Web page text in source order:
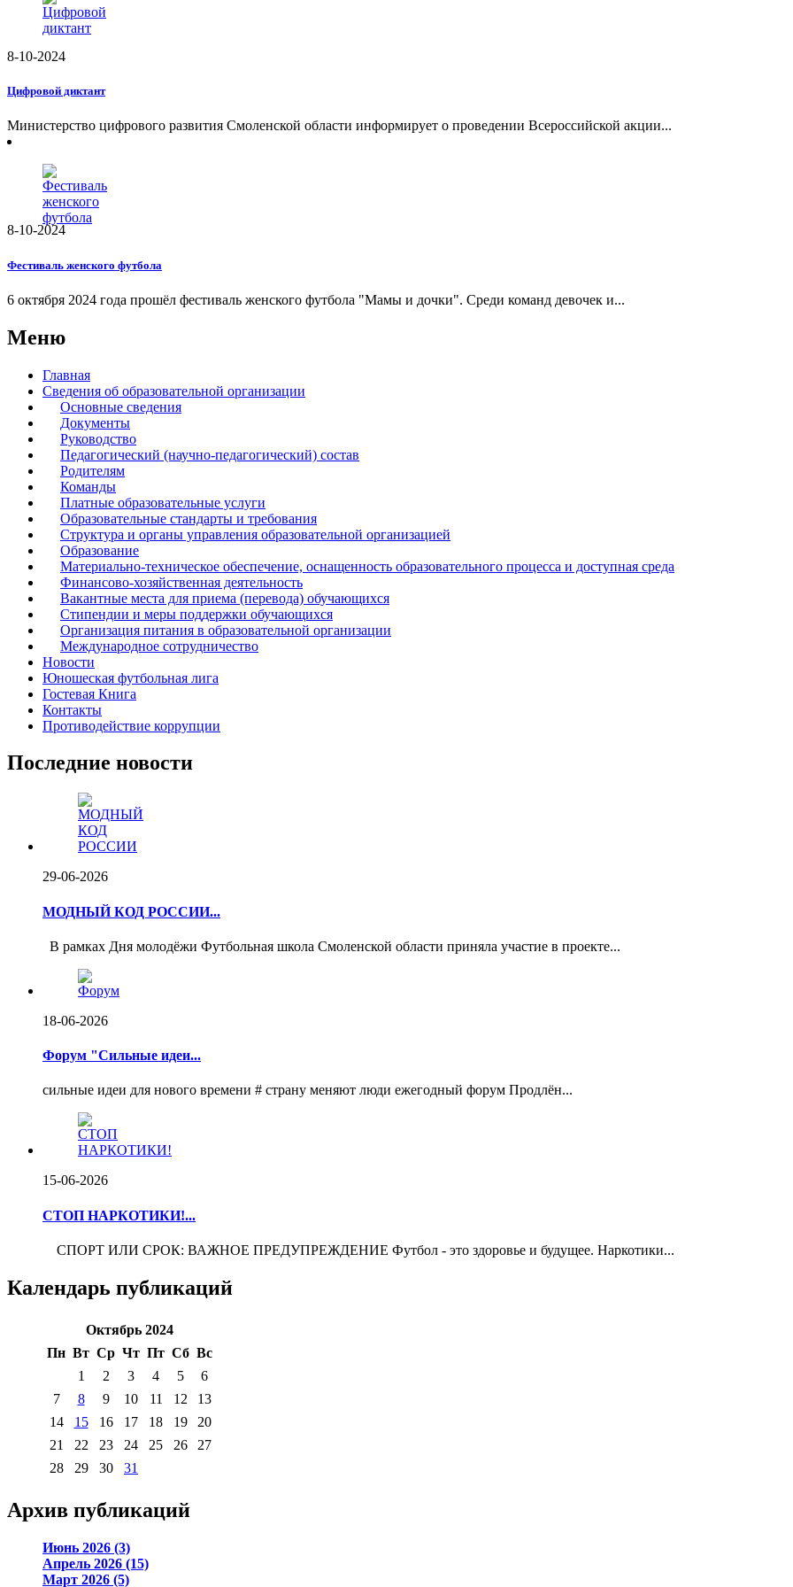
8-10-2024
Цифровой диктант
Министерство цифрового развития Смоленской области информирует о проведении Всероссийской акции...
8-10-2024
Фестиваль женского футбола
6 октября 2024 года прошёл фестиваль женского футбола "Мамы и дочки". Среди команд девочек и...
Меню
Главная
Сведения об образовательной организации
Основные сведения
Документы
Руководство
Педагогический (научно-педагогический) состав
Родителям
Команды
Платные образовательные услуги
Образовательные стандарты и требования
Структура и органы управления образовательной организацией
Образование
Материально-техническое обеспечение, оснащенность образовательного процесса и доступная среда
Финансово-хозяйственная деятельность
Вакантные места для приема (перевода) обучающихся
Стипендии и меры поддержки обучающихся
Организация питания в образовательной организации
Международное сотрудничество
Новости
Юношеская футбольная лига
Гостевая Книга
Контакты
Противодействие коррупции
Последние новости
29-06-2026
МОДНЫЙ КОД РОССИИ...
️ В рамках Дня молодёжи Футбольная школа Смоленской области приняла участие в проекте...
18-06-2026
Форум "Сильные идеи...
сильные идеи для нового времени # страну меняют люди ежегодный форум Продлён...
15-06-2026
СТОП НАРКОТИКИ!...
СПОРТ ИЛИ СРОК: ВАЖНОЕ ПРЕДУПРЕЖДЕНИЕ Футбол - это здоровье и будущее. Наркотики...
Календарь публикаций
Октябрь 2024
Пн Вт Ср Чт Пт Сб Вс
1
2 3 4 5
6
7
8 9 10 11 12
13
14
15 16 17 18 19
20
21
22 23 24 25 26
27
28
29 30 31
Архив публикаций
Июнь 2026 (3)
Апрель 2026 (15)
Март 2026 (5)